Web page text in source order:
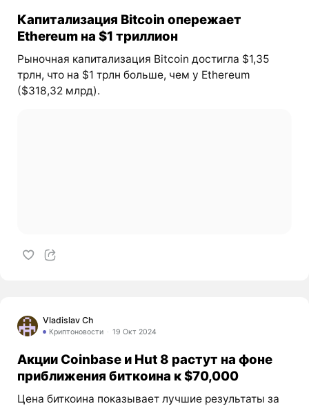
Капитализация Bitcoin опережает
Ethereum на $1 триллион
Рыночная капитализация Bitcoin достигла $1,35
трлн, что на $1 трлн больше, чем у Ethereum
($318,32 млрд).
Vladislav Ch
Криптоновости 19 Окт 2024
Акции Coinbase и Hut 8 растут на фоне
приближения биткоина к $70,000
Цена биткоина показывает лучшие результаты за